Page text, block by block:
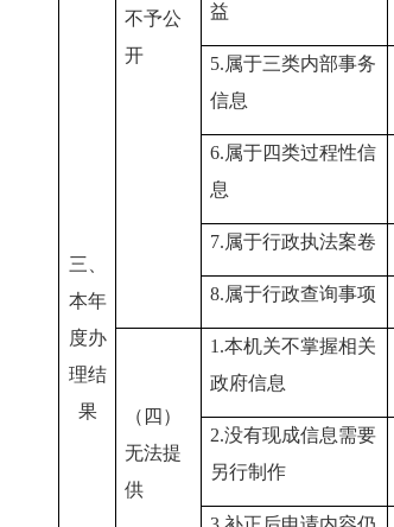
三、
本年
度办
理结
果
不予公
开
益
5.属于三类内部事务
信息
6.属于四类过程性信
息
7.属于行政执法案卷
8.属于行政查询事项
（四）
无法提
供
1.本机关不掌握相关
政府信息
2.没有现成信息需要
另行制作